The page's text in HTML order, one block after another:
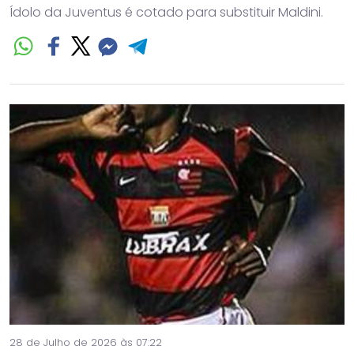
Ídolo da Juventus é cotado para substituir Maldini.
28 de Julho de 2026 às 07:22